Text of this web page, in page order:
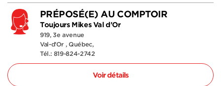
PRÉPOSÉ(E) AU COMPTOIR
Toujours Mikes Val d'Or
919, 3e avenue
Val-d'Or , Québec,
Tél.: 819-824-2742
Voir détails